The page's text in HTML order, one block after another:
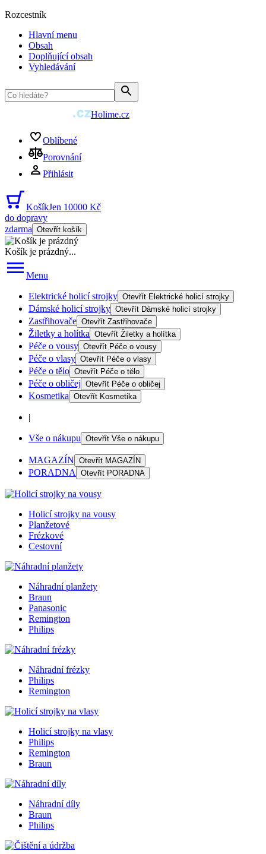
Rozcestník
Hlavní menu
Obsah
Doplňující obsah
Vyhledávání
Holime.cz
Oblíbené
Porovnání
Přihlásit
KošíkJen 10000 Kč
do dopravy
zdarma Otevřít košík
Košík je prázdný...
Menu
Elektrické holicí strojky Otevřít Elektrické holicí strojky
Dámské holicí strojky Otevřít Dámské holicí strojky
Zastřihovače Otevřít Zastřihovače
Žiletky a holítka Otevřít Žiletky a holítka
Péče o vousy Otevřít Péče o vousy
Péče o vlasy Otevřít Péče o vlasy
Péče o tělo Otevřít Péče o tělo
Péče o obličej Otevřít Péče o obličej
Kosmetika Otevřít Kosmetika
|
Vše o nákupu Otevřít Vše o nákupu
MAGAZÍN Otevřít MAGAZÍN
PORADNA Otevřít PORADNA
Holicí strojky na vousy
Planžetové
Frézkové
Cestovní
Náhradní planžety
Braun
Panasonic
Remington
Philips
Náhradní frézky
Philips
Remington
Holicí strojky na vlasy
Philips
Remington
Braun
Náhradní díly
Braun
Philips